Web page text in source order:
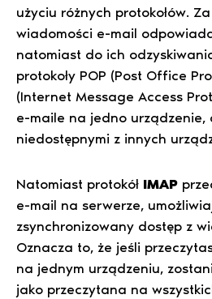
użyciu różnych protokołów.
wiadomości e-mail
natomiast do ich
protokoły POP (Post Office
(Internet Message Access
e-maile na jedno urządzenie,
niedostępnymi z innych
Natomiast protokół IMAP
e-mail na serwerze,
zsynchronizowany dostęp z
Oznacza to, że jeśli
na jednym urządzeniu,
jako przeczytana na